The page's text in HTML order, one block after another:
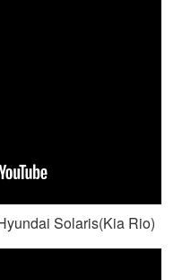
Solaris(Kia Rio)